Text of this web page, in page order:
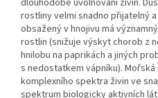
dlouhodobé uvolňování živin.
rostliny velmi snadno přijatelný
obsažený v hnojivu má
rostlin (snižuje výskyt chorob z
hnilobu na paprikách a jiných
s nedostatkem vápníku).
komplexního spektra živin ve
spektrum biologicky aktivních